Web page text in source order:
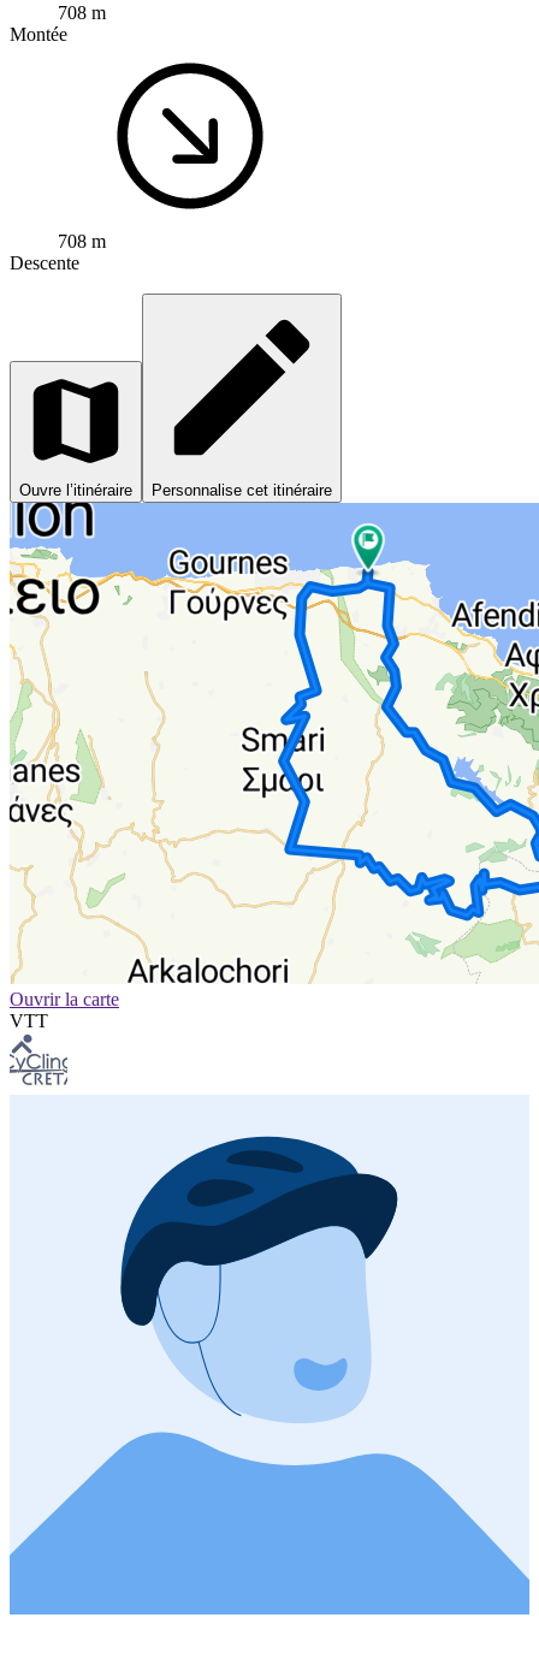
708 m
Montée
708 m
Descente
Ouvre l’itinéraire Personnalise cet itinéraire
Ouvrir la carte
VTT